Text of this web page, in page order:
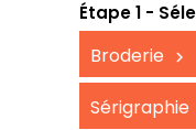
Étape 1 -
Broderie
Sérigraphie